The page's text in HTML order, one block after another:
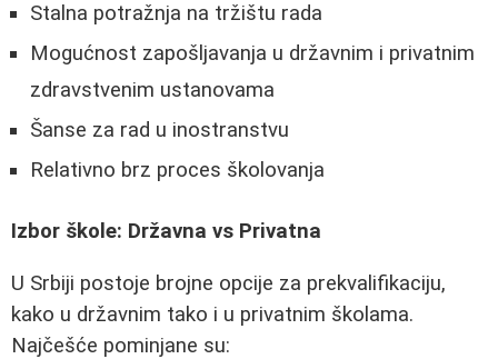
Stalna potražnja na tržištu rada
Mogućnost zapošljavanja u državnim i privatnim
zdravstvenim ustanovama
Šanse za rad u inostranstvu
Relativno brz proces školovanja
Izbor škole: Državna vs Privatna
U Srbiji postoje brojne opcije za prekvalifikaciju,
kako u državnim tako i u privatnim školama.
Najčešće pominjane su: